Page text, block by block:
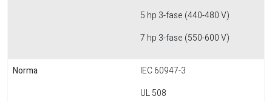
5 hp 3-fase (440-480 V)
7 hp 3-fase (550-600 V)
Norma
IEC 60947-3
UL 508